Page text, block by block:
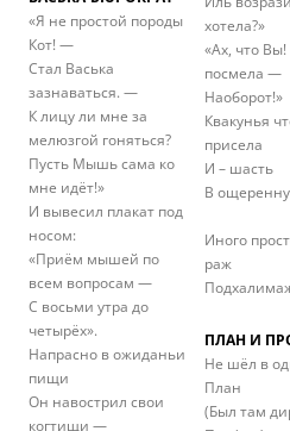
«Я не простой породы
Кот! —
Стал Васька
зазнаваться. —
К лицу ли мне за
мелюзгой гоняться?
Пусть Мышь сама ко
мне идёт!»
И вывесил плакат под
носом:
«Приём мышей по
всем вопросам —
С восьми утра до
четырёх».
Напрасно в ожиданьи
пищи
Он навострил свои
когтищи —
хотела?»
«Ах, что Вы!
посмела —
Наоборот!»
Квакунья
присела
И – шасть
В
Иного
раж
ПЛАН И
Не шёл в
План
(Был там